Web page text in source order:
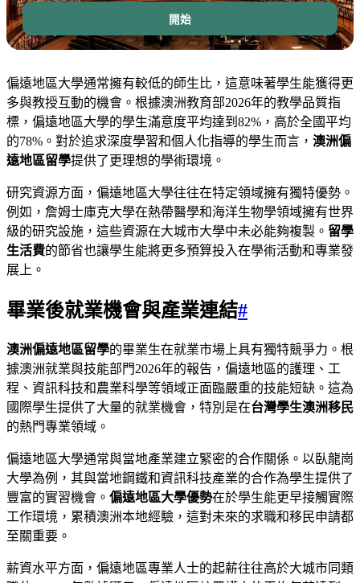
開始
偏遠地區大學通常擁有較低的師生比，這意味著學生能獲得更
多與教授互動的機會。根據澳洲教育部2026年的教學品質指
標，偏遠地區大學的學生滿意度平均達到82%，高於全國平均
的78%。對於追求深度學習和個人化指導的學生而言， 澳洲偏
遠地區留學提供了更理想的學術環境。
研究資源方面，偏遠地區大學往往在特定領域擁有獨特優勢。
例如，詹姆士庫克大學在熱帶醫學和海洋生物學領域擁有世界
級的研究設施，這些資源在大城市大學中未必能夠複製。 留學
生活費的節省也讓學生能將更多預算投入在學術活動和專業發
展上。
畢業後就業機會與產業連結#
澳洲偏遠地區留學的畢業生在就業市場上具有獨特競爭力。根
據澳洲就業與技能部門2026年的報告，偏遠地區的護理、工
程、資訊科技和農業科學等領域正面臨嚴重的技能短缺。這為
國際學生提供了大量的就業機會，特別是在台灣學生澳洲移民
的熱門專業領域。
偏遠地區大學通常與當地產業建立緊密的合作關係。以臥龍崗
大學為例，其與當地鋼鐵和資訊科技產業的合作為學生提供了
豐富的實習機會。 偏遠地區大學優勢在於學生能更早接觸實際
工作環境，累積澳洲本地經驗，這對未來的求職和移民申請都
至關重要。
薪資水平方面，偏遠地區專業人士的起薪往往高於大城市同類